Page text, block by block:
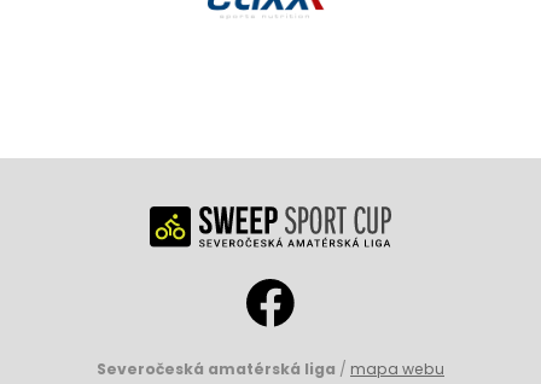
Severočeská amatérská liga / mapa webu